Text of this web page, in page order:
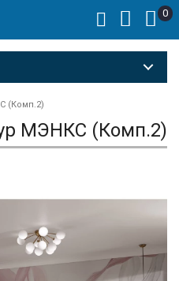
0
(Комп.2)
МЭНКС (Комп.2)